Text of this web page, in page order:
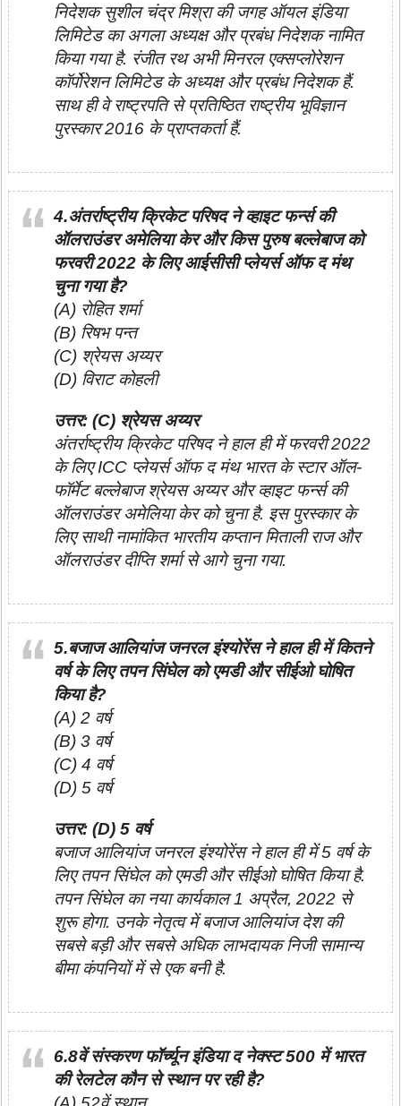
निदेशक सुशील चंद्र मिश्रा की जगह ऑयल इंडिया
लिमिटेड का अगला अध्यक्ष और प्रबंध निदेशक नामित
किया गया है. रंजीत रथ अभी मिनरल एक्सप्लोरेशन
कॉर्पोरेशन लिमिटेड के अध्यक्ष और प्रबंध निदेशक हैं.
साथ ही वे राष्ट्रपति से प्रतिष्ठित राष्ट्रीय भूविज्ञान
पुरस्कार 2016 के प्राप्तकर्ता हैं.
4.अंतर्राष्ट्रीय क्रिकेट परिषद ने व्हाइट फर्न्स की
ऑलराउंडर अमेलिया केर और किस पुरुष बल्लेबाज को
फरवरी 2022 के लिए आईसीसी प्लेयर्स ऑफ द मंथ
चुना गया है?
(A) रोहित शर्मा
(B) रिषभ पन्त
(C) श्रेयस अय्यर
(D) विराट कोहली
उत्तर: (C) श्रेयस अय्यर
अंतर्राष्ट्रीय क्रिकेट परिषद ने हाल ही में फरवरी 2022
के लिए ICC प्लेयर्स ऑफ द मंथ भारत के स्टार ऑल-
फॉर्मेट बल्लेबाज श्रेयस अय्यर और व्हाइट फर्न्स की
ऑलराउंडर अमेलिया केर को चुना है. इस पुरस्कार के
लिए साथी नामांकित भारतीय कप्तान मिताली राज और
ऑलराउंडर दीप्ति शर्मा से आगे चुना गया.
5.बजाज आलियांज जनरल इंश्योरेंस ने हाल ही में कितने
वर्ष के लिए तपन सिंघेल को एमडी और सीईओ घोषित
किया है?
(A) 2 वर्ष
(B) 3 वर्ष
(C) 4 वर्ष
(D) 5 वर्ष
उत्तर: (D) 5 वर्ष
बजाज आलियांज जनरल इंश्योरेंस ने हाल ही में 5 वर्ष के
लिए तपन सिंघेल को एमडी और सीईओ घोषित किया है.
तपन सिंघेल का नया कार्यकाल 1 अप्रैल, 2022 से
शुरू होगा. उनके नेतृत्व में बजाज आलियांज देश की
सबसे बड़ी और सबसे अधिक लाभदायक निजी सामान्य
बीमा कंपनियों में से एक बनी है.
6.8वें संस्करण फॉर्च्यून इंडिया द नेक्स्ट 500 में भारत
की रेलटेल कौन से स्थान पर रही है?